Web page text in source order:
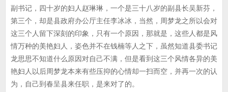
副书记，四十岁的妇人赵琳琳，一个是三十八岁的副县长吴新芬，
第三个，却是县政府办公厅主任李冰冰，当然，周梦龙之所以会对
这三个人留下深刻的印象，只有一个原因，那就是，这些人都是风
情万种的美艳妇人，姿色并不在钱楠等人之下，虽然知道县委书记
龙思思不知道什么原因对自己不满，但是看到这三个风情各异的美
艳妇人以后周梦龙本来有些压抑的心情却一扫而空，并再一次的认
为，自己到春呈县来任职，是来对了的。